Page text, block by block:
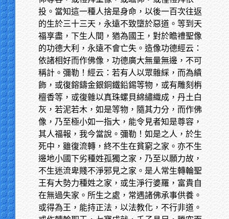
投。當知這一種人捨是身命，以後一百次往返
的生於三十三天，永遠不致墮於惡道。等到天
福享盡，下生人間，猶為國王，對於瞻禮聖像
的功德大利，永遠不會亡失。造像功德經云：
依諸相好而作佛像，功德廣大無量無邊，不可
稱計。彌勒！經云：若有人以眾雜綵，而為繢
飾，或復鎔鑄金銀銅鐵鉛錫等物，或有雕刻栴
檀香等，或復雜以真珠螺貝綿繡織成，丹土白
灰，若泥若木，如是等物，隨其力分，而作佛
像，乃至極小如一指大，能令見者知是尊容，
其人福報，我今當說。彌勒！如是之人，於生
死中，雖復流轉，終不生在貧窮之家。亦不生
邊地小國下劣種姓孤獨之家，乃至以願力故，
不生迷流卑賤不淨邪見之家。是人常生轉輪聖
王有大勢力種姓之家，或生淨行婆羅，富貴自
在無過失家。所生之處，常遇諸佛承事供養。
或得為王，能持正法，以法教化，不行非道。